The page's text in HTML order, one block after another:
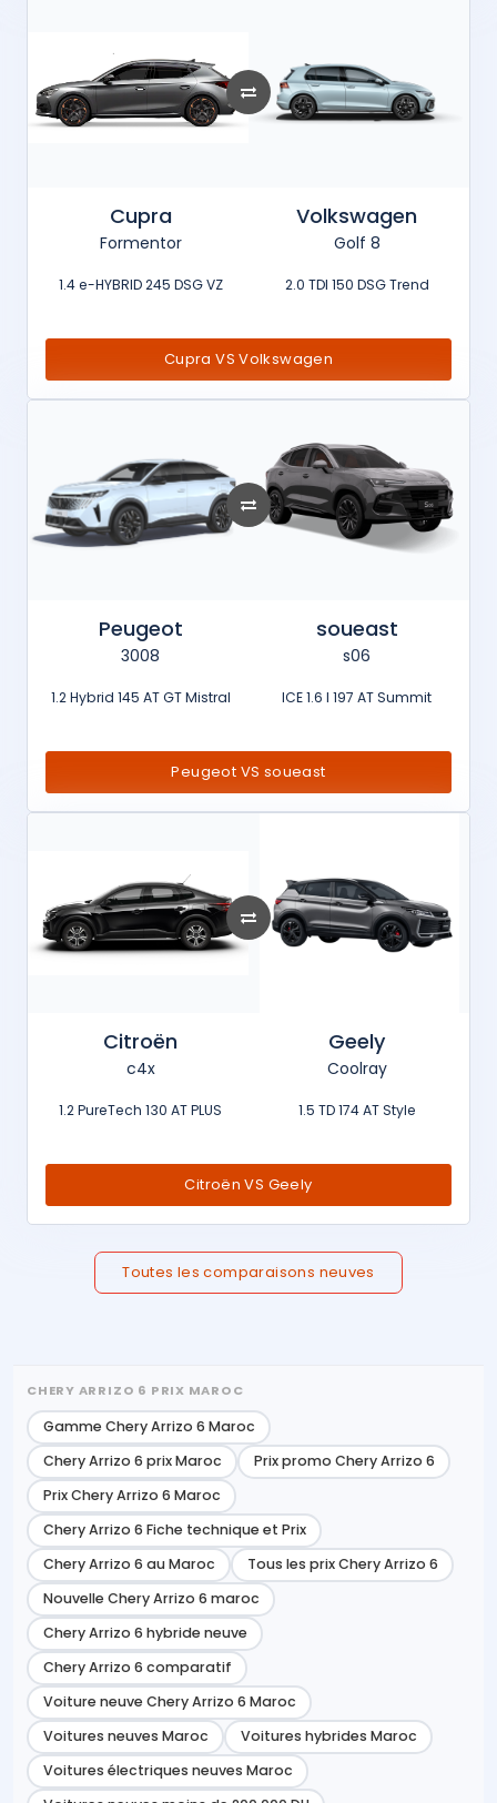
Cupra
Formentor
1.4 e-HYBRID 245 DSG VZ
Volkswagen
Golf 8
2.0 TDI 150 DSG Trend
Cupra VS Volkswagen
Peugeot
3008
1.2 Hybrid 145 AT GT Mistral
soueast
s06
ICE 1.6 l 197 AT Summit
Peugeot VS soueast
Citroën
c4x
1.2 PureTech 130 AT PLUS
Geely
Coolray
1.5 TD 174 AT Style
Citroën VS Geely
Toutes les comparaisons neuves
CHERY ARRIZO 6 PRIX MAROC
Gamme Chery Arrizo 6 Maroc
Chery Arrizo 6 prix Maroc
Prix promo Chery Arrizo 6
Prix Chery Arrizo 6 Maroc
Chery Arrizo 6 Fiche technique et Prix
Chery Arrizo 6 au Maroc
Tous les prix Chery Arrizo 6
Nouvelle Chery Arrizo 6 maroc
Chery Arrizo 6 hybride neuve
Chery Arrizo 6 comparatif
Voiture neuve Chery Arrizo 6 Maroc
Voitures neuves Maroc
Voitures hybrides Maroc
Voitures électriques neuves Maroc